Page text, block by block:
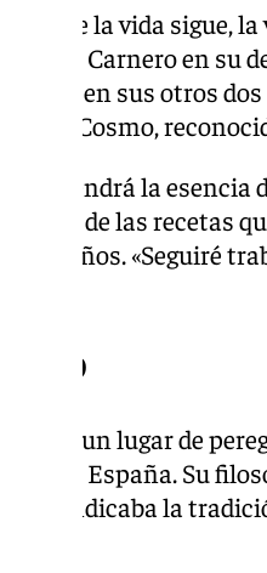
porque la vida sigue,
Carnero en su
en sus otros
y La Cosmo,
mantendrá la
de las recetas
15 años. «Seguiré
en un lugar de
toda España. Su
reivindicaba la